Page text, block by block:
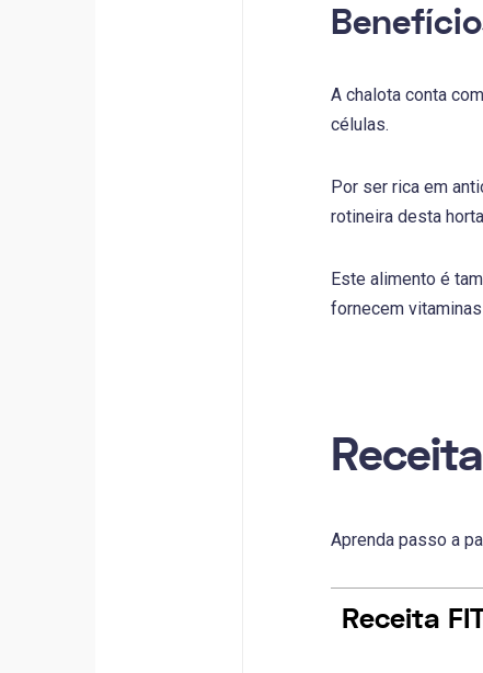
A chalota conta
células.
Por ser rica em
rotineira desta
Este alimento é
fornecem
Aprenda passo a
Receita